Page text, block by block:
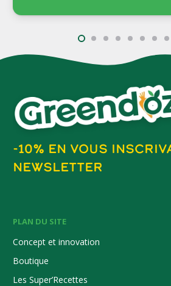
-10% EN VOUS
NEWSLETTER
PLAN DU SITE
Concept et innovation
Boutique
Les Super’Recettes